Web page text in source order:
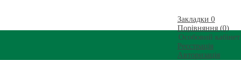
Закладки 0
Порівняння (0)
Особовий кабінет
Реєстрація
Авторизація